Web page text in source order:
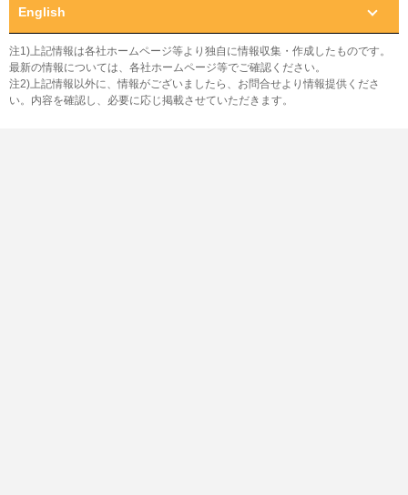
English
注1)上記情報は各社ホームページ等より独自に情報収集・作成したものです。
最新の情報については、各社ホームページ等でご確認ください。
注2)上記情報以外に、情報がございましたら、お問合せより情報提供くださ
い。内容を確認し、必要に応じ掲載させていただきます。